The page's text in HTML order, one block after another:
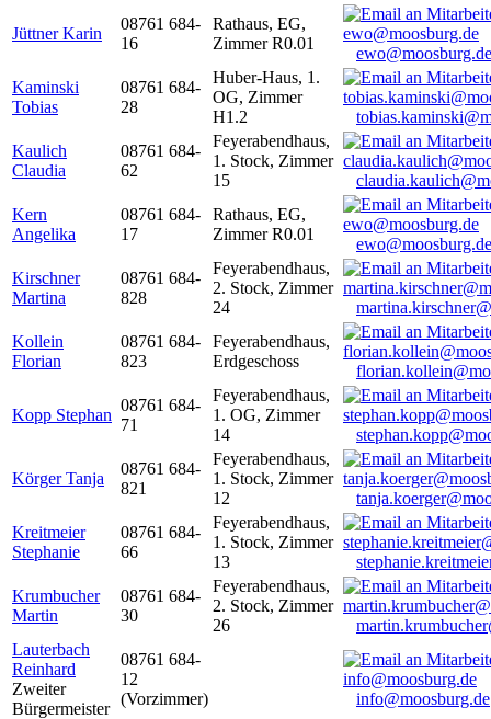
Jüttner Karin
08761 684-
16
Rathaus, EG,
Zimmer R0.01
ewo@moosburg.de
Kaminski
Tobias
08761 684-
28
Huber-Haus, 1.
OG, Zimmer
H1.2
Kaulich
Claudia
08761 684-
62
Feyerabendhaus,
1. Stock, Zimmer
15
Kern
Angelika
08761 684-
17
Rathaus, EG,
Zimmer R0.01
ewo@moosburg.de
Kirschner
Martina
08761 684-
828
Feyerabendhaus,
2. Stock, Zimmer
24
Kollein
Florian
08761 684-
823
Feyerabendhaus,
Erdgeschoss
Kopp Stephan
08761 684-
71
Feyerabendhaus,
1. OG, Zimmer
14
Körger Tanja
08761 684-
821
Feyerabendhaus,
1. Stock, Zimmer
12
Kreitmeier
Stephanie
08761 684-
66
Feyerabendhaus,
1. Stock, Zimmer
13
Krumbucher
Martin
08761 684-
30
Feyerabendhaus,
2. Stock, Zimmer
26
Lauterbach
Reinhard
Zweiter
Bürgermeister
08761 684-
12
(Vorzimmer)
info@moosburg.de